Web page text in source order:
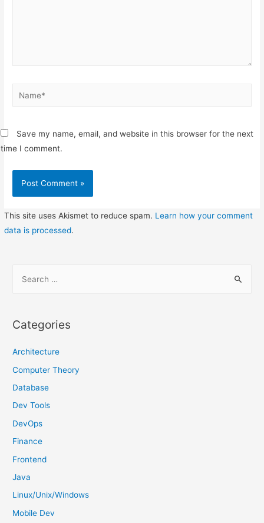
Name*
Save my name, email, and website in this browser for the next
time I comment.
This site uses Akismet to reduce spam. Learn how your comment
data is processed.
r
h
f
o
Categories
Architecture
Computer Theory
Database
Dev Tools
DevOps
Finance
Frontend
Java
Linux/Unix/Windows
Mobile Dev